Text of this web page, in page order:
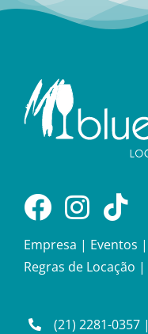
Empresa | Eventos |
Regras de Locação |
(21) 2281-0357